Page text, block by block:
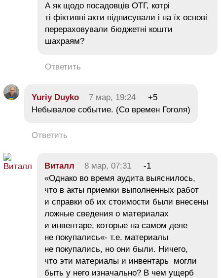
А як щодо посадовців ОТГ, котрі
ті фіктивні акти підписували і на їх основі
перераховували бюджетні кошти
шахраям?
Ответить
Yuriy Duyko 7 мар, 19:24
+5
Небывалое событие. (Со времен Гоголя)
Ответить
Виталл 8 мар, 07:31
-1
«Однако во время аудита выяснилось,
что в акты приемки выполненных работ
и справки об их стоимости были внесены
ложные сведения о материалах
и инвентаре, которые на самом деле
не покупались«- т.е. материалы
не покупались, но они были. Ничего,
что эти материалы и инвентарь могли
быть у него изначально? В чем ущерб